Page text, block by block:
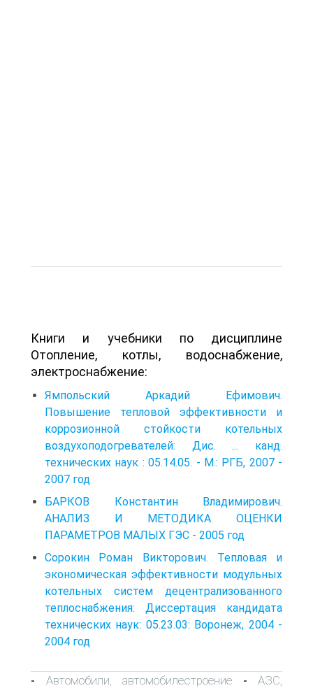
Книги и учебники по дисциплине
Отопление, котлы, водоснабжение,
электроснабжение:
Ямпольский Аркадий Ефимович.
Повышение тепловой эффективности и
коррозионной стойкости котельных
воздухоподогревателей: Дис. ... канд.
технических наук : 05.14.05. - М.: РГБ, 2007 -
2007 год
БАРКОВ Константин Владимирович.
АНАЛИЗ И МЕТОДИКА ОЦЕНКИ
ПАРАМЕТРОВ МАЛЫХ ГЭС - 2005 год
Сорокин Роман Викторович. Тепловая и
экономическая эффективности модульных
котельных систем децентрализованного
теплоснабжения: Диссертация кандидата
технических наук: 05.23.03: Воронеж, 2004 -
2004 год
- Автомобили, автомобилестроение - АЗС,